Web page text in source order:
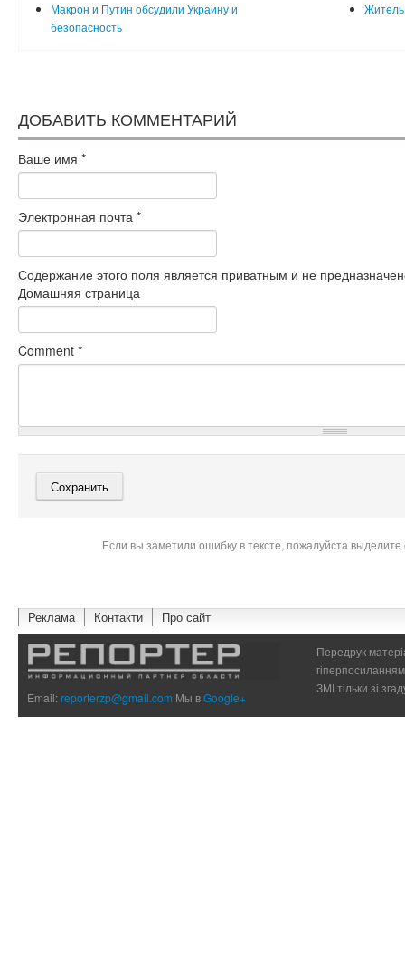
Макрон и Путин обсудили Украину и
безопасность
Житель
ДОБАВИТЬ КОММЕНТАРИЙ
Ваше имя *
Электронная почта *
Содержание этого поля является приватным и не
Домашняя страница
Comment *
Если вы заметили ошибку в тексте, пожалуйста
Реклама Контакти Про сайт
Email:reporterzp@gmail.com Мы вGoogle+
Передрук
ЗМІ тільки зі